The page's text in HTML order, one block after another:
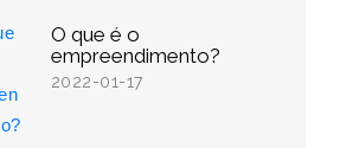
O que é o
empreendimento?
2022-01-17